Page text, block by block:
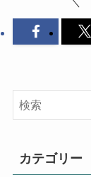
カテゴリー